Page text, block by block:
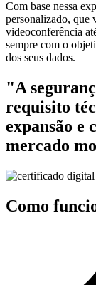
Com base nessa
personalizado, que
videoconferência
sempre com o
dos seus dados.
"A
requisito
expansão e
mercado
Como